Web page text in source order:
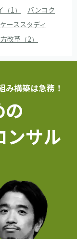
（1）
バンコク
ケーススタディ
改革（2）
み構築は急務！
ンサル